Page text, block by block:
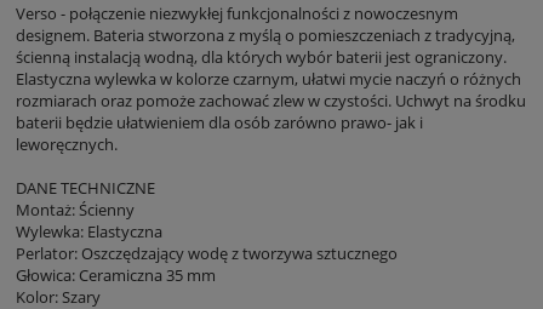
Verso - połączenie niezwykłej funkcjonalności z nowoczesnym
designem. Bateria stworzona z myślą o pomieszczeniach z tradycyjną,
ścienną instalacją wodną, dla których wybór baterii jest ograniczony.
Elastyczna wylewka w kolorze czarnym, ułatwi mycie naczyń o różnych
rozmiarach oraz pomoże zachować zlew w czystości. Uchwyt na środku
baterii będzie ułatwieniem dla osób zarówno prawo- jak i
leworęcznych.
DANE TECHNICZNE
Montaż: Ścienny
Wylewka: Elastyczna
Perlator: Oszczędzający wodę z tworzywa sztucznego
Głowica: Ceramiczna 35 mm
Kolor: Szary